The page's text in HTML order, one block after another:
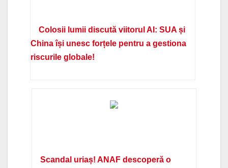
Colosii lumii discută viitorul AI: SUA și
China își unesc forțele pentru a gestiona
riscurile globale!
Scandal uriaș! ANAF descoperă o